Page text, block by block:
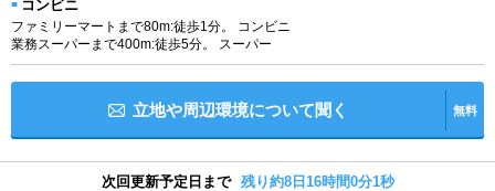
コンビニ
ファミリーマートまで80m:徒歩1分。 コンビニ
業務スーパーまで400m:徒歩5分。 スーパー
立地や周辺環境について聞く 無料
次回更新予定日まで 残り約8日16時間0分0秒